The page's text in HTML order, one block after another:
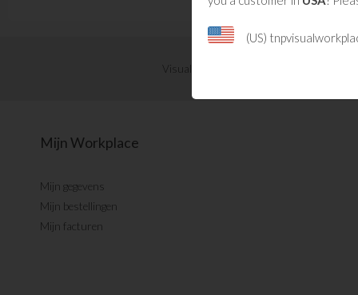
Visual Management updates ontvangen?
Mijn Workplace
Mijn gegevens
Mijn bestellingen
Mijn facturen
(US)